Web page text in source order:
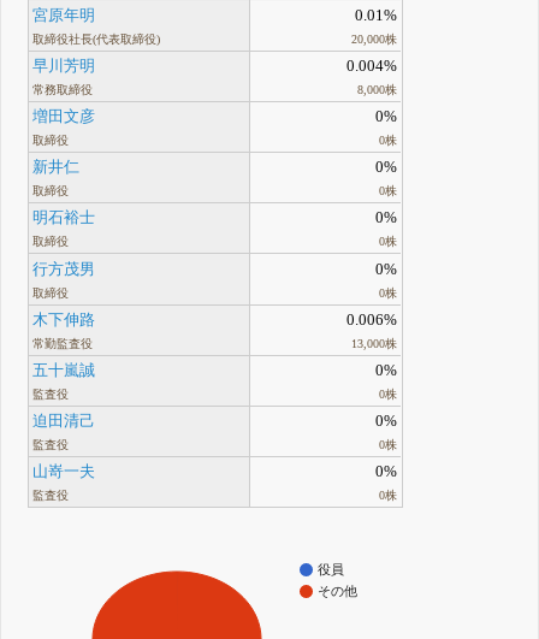
宮原年明
取締役社長(代表取締役)
0.01%
20,000株
早川芳明
常務取締役
0.004%
8,000株
増田文彦
取締役
0%
0株
新井仁
取締役
0%
0株
明石裕士
取締役
0%
0株
行方茂男
取締役
0%
0株
木下伸路
常勤監査役
0.006%
13,000株
五十嵐誠
監査役
0%
0株
迫田清己
監査役
0%
0株
山嵜一夫
監査役
0%
0株
役員
その他